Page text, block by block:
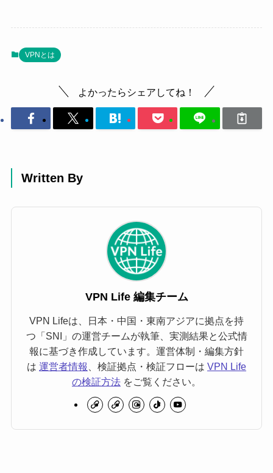
VPNとは
よかったらシェアしてね！
Written By
VPN Life 編集チーム
VPN Lifeは、日本・中国・東南アジアに拠点を持
つ「SNI」の運営チームが執筆、実測結果と公式情
報に基づき作成しています。運営体制・編集方針
は 運営者情報 、検証拠点・検証フローは VPN Life
の検証方法 をご覧ください。